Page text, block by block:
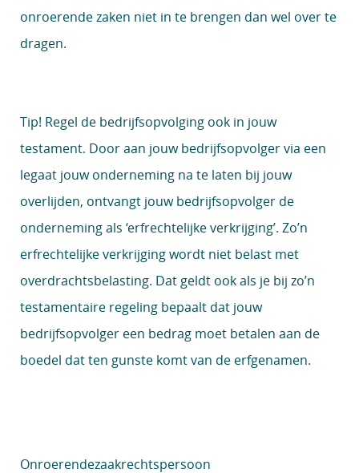
onroerende zaken niet in te brengen dan wel over te
dragen.
Tip! Regel de bedrijfsopvolging ook in jouw
testament. Door aan jouw bedrijfsopvolger via een
legaat jouw onderneming na te laten bij jouw
overlijden, ontvangt jouw bedrijfsopvolger de
onderneming als ‘erfrechtelijke verkrijging’. Zo’n
erfrechtelijke verkrijging wordt niet belast met
overdrachtsbelasting. Dat geldt ook als je bij zo’n
testamentaire regeling bepaalt dat jouw
bedrijfsopvolger een bedrag moet betalen aan de
boedel dat ten gunste komt van de erfgenamen.
Onroerendezaakrechtspersoon